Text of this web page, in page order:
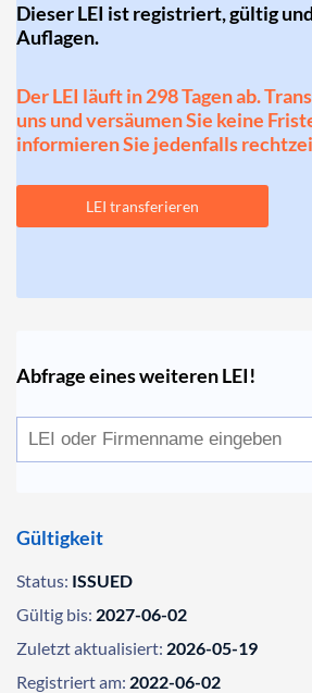
Dieser LEI ist registriert, gültig
Auflagen.
Der LEI läuft in 298 Tagen ab.
uns und versäumen Sie keine
informieren Sie jedenfalls
LEI transferieren
Abfrage eines weiteren LEI!
Gültigkeit
Status: ISSUED
Gültig bis: 2027-06-02
Zuletzt aktualisiert: 2026-05-19
Registriert am: 2022-06-02